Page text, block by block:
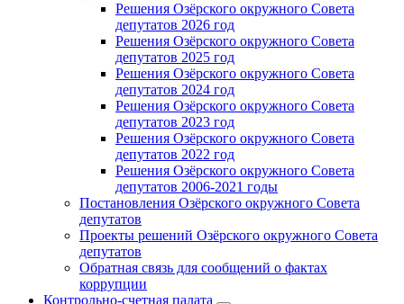
Решения Озёрского окружного Совета
депутатов 2026 год
Решения Озёрского окружного Совета
депутатов 2025 год
Решения Озёрского окружного Совета
депутатов 2024 год
Решения Озёрского окружного Совета
депутатов 2023 год
Решения Озёрского окружного Совета
депутатов 2022 год
Решения Озёрского окружного Совета
депутатов 2006-2021 годы
Постановления Озёрского окружного Совета
депутатов
Проекты решений Озёрского окружного Совета
депутатов
Обратная связь для сообщений о фактах
коррупции
Контрольно-счетная палата